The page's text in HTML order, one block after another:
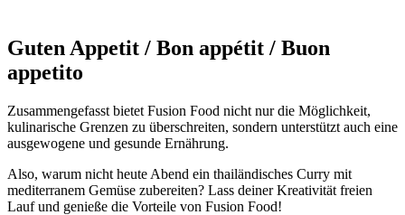
Guten Appetit / Bon appétit / Buon
appetito
Zusammengefasst bietet Fusion Food nicht nur die Möglichkeit,
kulinarische Grenzen zu überschreiten, sondern unterstützt auch eine
ausgewogene und gesunde Ernährung.
Also, warum nicht heute Abend ein thailändisches Curry mit
mediterranem Gemüse zubereiten? Lass deiner Kreativität freien
Lauf und genieße die Vorteile von Fusion Food!